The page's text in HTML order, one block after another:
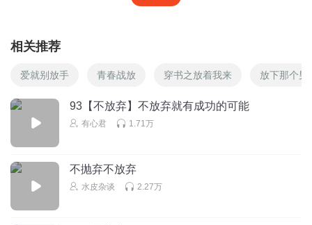
相关推荐
爱就别放手 青春战放 穿书之放着我来 放下那个男
93【不放弃】不放弃就有成功的可能
有心君 1.71万
不抛弃不放弃
水皮杂谈 2.27万